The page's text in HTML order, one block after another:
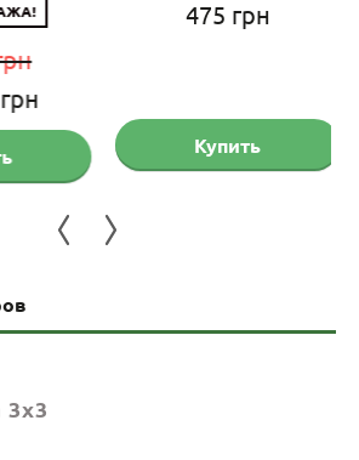
Текущая
цена:
1,899 грн.
475грн
Купить
3x3